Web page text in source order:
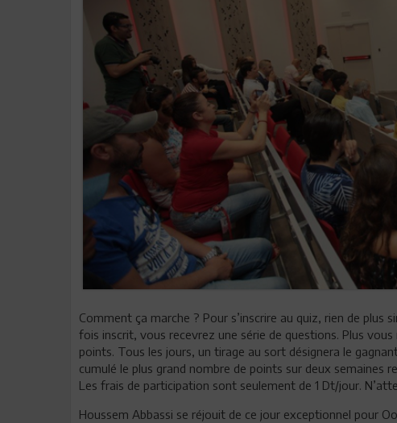
Comment ça marche ? Pour s’inscrire au quiz, rien de
fois inscrit, vous recevrez une série de questions. Plus
points. Tous les jours, un tirage au sort désignera le
cumulé le plus grand nombre de points sur deux
Les frais de participation sont seulement de 1 Dt/jour.
Houssem Abbassi se réjouit de ce jour exceptionnel pour